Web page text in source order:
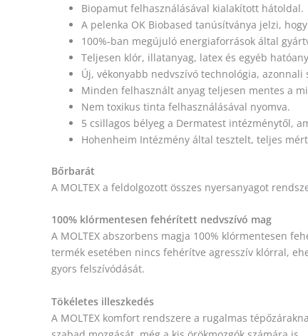
Biopamut felhasználásával kialakított hátoldal.
A pelenka OK Biobased tanúsítványa jelzi,
100%-ban megújuló energiaforrások által
Teljesen klór, illatanyag, latex és egyéb
Új, vékonyabb nedvszívó technológia,
Minden felhasznált anyag teljesen mentes a
Nem toxikus tinta felhasználásával nyomva.
5 csillagos bélyeg a Dermatest intézménytől,
Hohenheim Intézmény által tesztelt, teljes
Bőrbarát
A MOLTEX a feldolgozott összes nyersanyagot
100% klórmentesen fehérített nedvszívó mag
A MOLTEX abszorbens magja 100% klórmentesen
termék esetében nincs fehérítve agresszív klórral,
gyors felszívódását.
Tökéletes illeszkedés
A MOLTEX komfort rendszere a rugalmas